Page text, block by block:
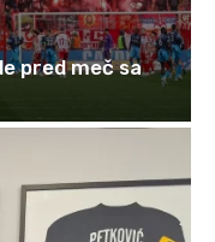
pred meč sa